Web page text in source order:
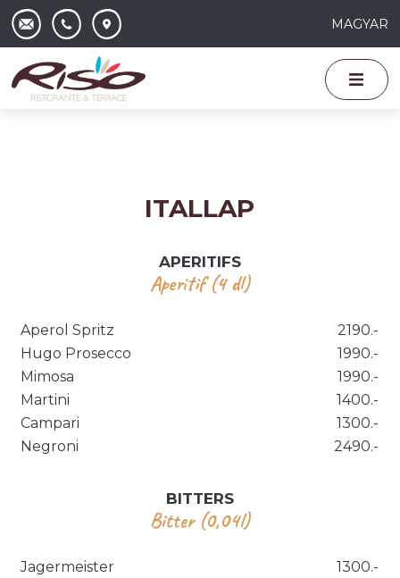
MAGYAR
ITALLAP
APERITIFS
Aperitif (4 dl)
Aperol Spritz
2190.-
Hugo Prosecco
1990.-
Mimosa
1990.-
Martini
1400.-
Campari
1300.-
Negroni
2490.-
BITTERS
Bitter (0,04l)
Jagermeister
1300.-